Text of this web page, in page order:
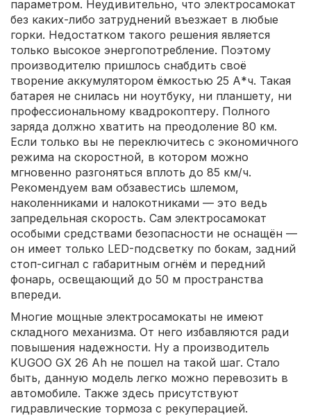
параметром. Неудивительно, что электросамокат
без каких-либо затруднений въезжает в любые
горки. Недостатком такого решения является
только высокое энергопотребление. Поэтому
производителю пришлось снабдить своё
творение аккумулятором ёмкостью 25 А*ч. Такая
батарея не снилась ни ноутбуку, ни планшету, ни
профессиональному квадрокоптеру. Полного
заряда должно хватить на преодоление 80 км.
Если только вы не переключитесь с экономичного
режима на скоростной, в котором можно
мгновенно разгоняться вплоть до 85 км/ч.
Рекомендуем вам обзавестись шлемом,
наколенниками и налокотниками — это ведь
запредельная скорость. Сам электросамокат
особыми средствами безопасности не оснащён —
он имеет только LED-подсветку по бокам, задний
стоп-сигнал с габаритным огнём и передний
фонарь, освещающий до 50 м пространства
впереди.
Многие мощные электросамокаты не имеют
складного механизма. От него избавляются ради
повышения надежности. Ну а производитель
KUGOO GX 26 Ah не пошел на такой шаг. Стало
быть, данную модель легко можно перевозить в
автомобиле. Также здесь присутствуют
гидравлические тормоза с рекуперацией.